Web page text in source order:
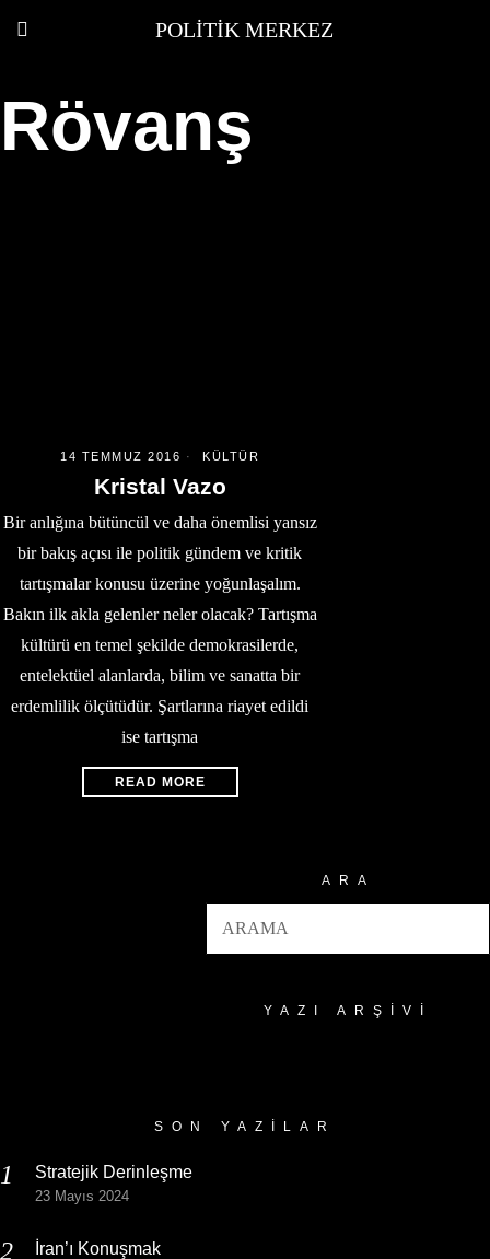
POLITIK MERKEZ
Rövanş
14 TEMMUZ 2016 KÜLTÜR
Kristal Vazo
Bir anlığına bütüncül ve daha önemlisi yansız
bir bakış açısı ile politik gündem ve kritik
tartışmalar konusu üzerine yoğunlaşalım.
Bakın ilk akla gelenler neler olacak? Tartışma
kültürü en temel şekilde demokrasilerde,
entelektüel alanlarda, bilim ve sanatta bir
erdemlilik ölçütüdür. Şartlarına riayet edildi
ise tartışma
READ MORE
ARA
YAZI ARŞIVI
SON YAZILAR
Stratejik Derinleşme
23 Mayıs 2024
İran’ı Konuşmak